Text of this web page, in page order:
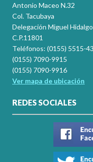
Antonio Maceo N.32
Col. Tacubaya
Delegación Miguel Hidalgo
C.P.11801
Teléfonos: (0155) 5515-
(0155) 7090-9915
(0155) 7090-9916
Ver mapa de ubicación
REDES SOCIALES